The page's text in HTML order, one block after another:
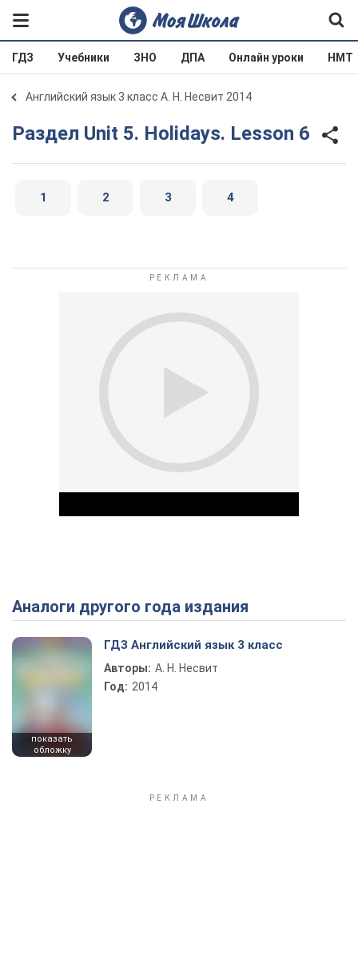
ГДЗ Учебники ЗНО ДПА Онлайн уроки НМТ
Английский язык 3 класс А. Н. Несвит 2014
Раздел Unit 5. Holidays. Lesson 6
1 2 3 4
Play Video
Аналоги другого года издания
показать
обложку
ГДЗ Английский язык 3 класс
Авторы: А. Н. Несвит
Год: 2014